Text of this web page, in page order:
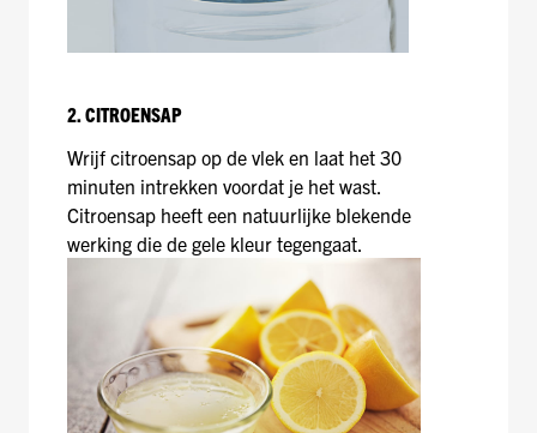
2. CITROENSAP
Wrijf citroensap op de vlek en laat het 30
minuten intrekken voordat je het wast.
Citroensap heeft een natuurlijke blekende
werking die de gele kleur tegengaat.